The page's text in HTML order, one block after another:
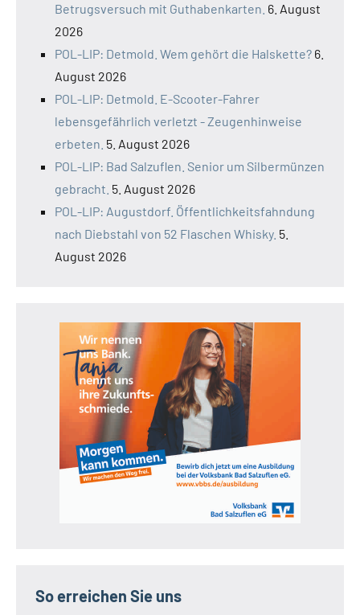
Betrugsversuch mit Guthabenkarten. 6. August
2026
POL-LIP: Detmold. Wem gehört die Halskette? 6.
August 2026
POL-LIP: Detmold. E-Scooter-Fahrer
lebensgefährlich verletzt - Zeugenhinweise
erbeten. 5. August 2026
POL-LIP: Bad Salzuflen. Senior um Silbermünzen
gebracht. 5. August 2026
POL-LIP: Augustdorf. Öffentlichkeitsfahndung
nach Diebstahl von 52 Flaschen Whisky. 5.
August 2026
So erreichen Sie uns